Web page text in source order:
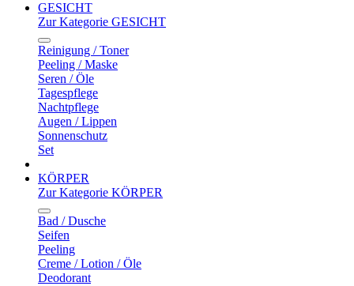
GESICHT
Zur Kategorie GESICHT
Reinigung / Toner
Peeling / Maske
Seren / Öle
Tagespflege
Nachtpflege
Augen / Lippen
Sonnenschutz
Set
KÖRPER
Zur Kategorie KÖRPER
Bad / Dusche
Seifen
Peeling
Creme / Lotion / Öle
Deodorant